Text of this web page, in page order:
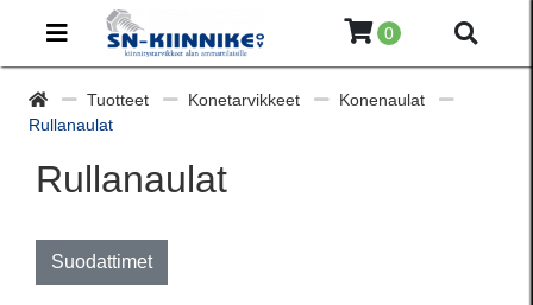
0
Tuotteet Konetarvikkeet
Konenaulat
Rullanaulat
Rullanaulat
Suodattimet